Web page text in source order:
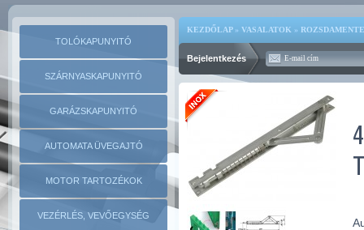
TOLÓKAPUNYITÓ
SZÁRNYASKAPUNYITÓ
GARÁZSKAPUNYITÓ
AUTOMATA ÜVEGAJTÓ
MOTOR TARTOZÉKOK
VEZÉRLÉS, VEVŐEGYSÉG
KEZDŐLAP» VASALATOK »
Bejelentkezés